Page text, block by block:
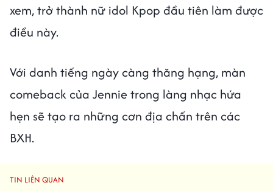
xem, trở thành nữ idol Kpop đầu tiên làm được
điều này.
Với danh tiếng ngày càng thăng hạng, màn
comeback của Jennie trong làng nhạc hứa
hẹn sẽ tạo ra những cơn địa chấn trên các
BXH.
TIN LIÊN QUAN